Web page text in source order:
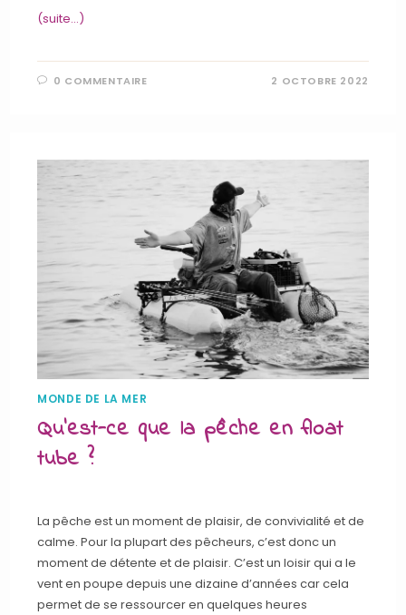
(suite…)
0 COMMENTAIRE 2 OCTOBRE 2022
MONDE DE LA MER
Qu’est-ce que la pêche en float
tube ?
La pêche est un moment de plaisir, de convivialité et de
calme. Pour la plupart des pêcheurs, c’est donc un
moment de détente et de plaisir. C’est un loisir qui a le
vent en poupe depuis une dizaine d’années car cela
permet de se ressourcer en quelques heures